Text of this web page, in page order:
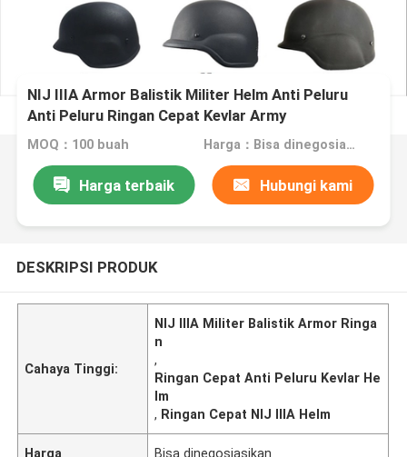
NIJ IIIA Armor Balistik Militer Helm Anti Peluru
Anti Peluru Ringan Cepat Kevlar Army
MOQ：100 buah Harga：Bisa dinegosiasikan
Harga terbaik Hubungi kami
DESKRIPSI PRODUK
Cahaya Tinggi:
NIJ IIIA Militer Balistik Armor Ringa
n
,
Ringan Cepat Anti Peluru Kevlar He
lm
, Ringan Cepat NIJ IIIA Helm
Harga Bisa dinegosiasikan